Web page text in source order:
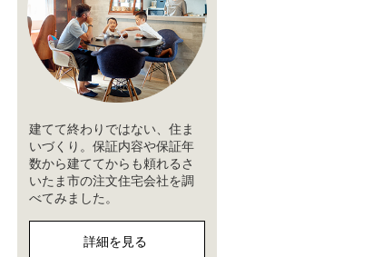
建てて終わりではない、住ま
いづくり。保証内容や保証年
数から建ててからも頼れるさ
いたま市の注文住宅会社を調
べてみました。
詳細を見る